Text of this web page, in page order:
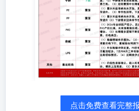
点击免费查看完整